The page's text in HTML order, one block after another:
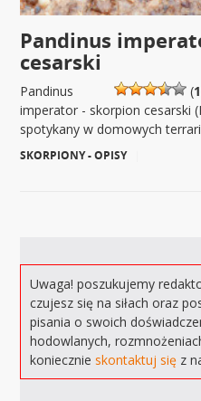
Pandinus
cesarski
(
Pandinus
imperator - skorpion cesarski
spotykany w domowych
SKORPIONY - OPISY
Uwaga! poszukujemy
czujesz się na siłach oraz
pisania o swoich
hodowlanych,
koniecznieskontaktuj się z